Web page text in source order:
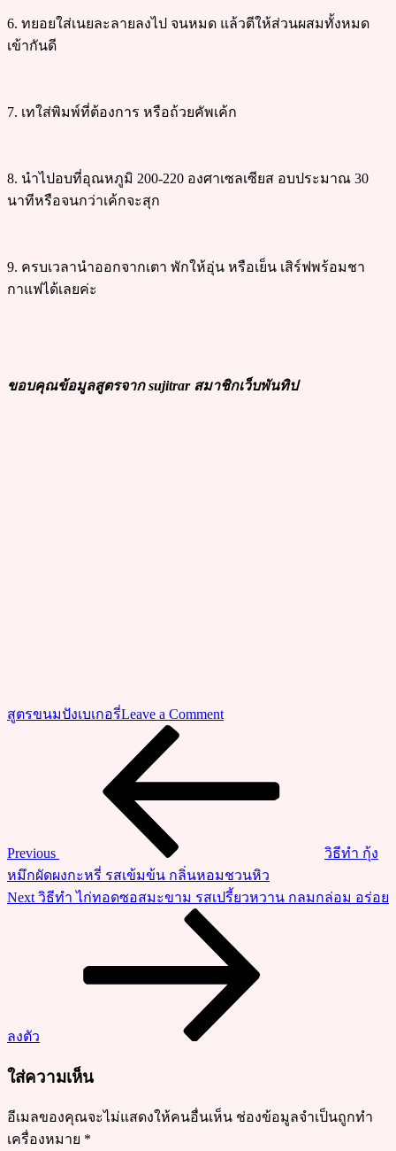
6. ทยอยใส่เนยละลายลงไป จนหมด แล้วตีให้ส่วนผสมทั้งหมด
เข้ากันดี
7. เทใส่พิมพ์ที่ต้องการ หรือถ้วยคัพเค้ก
8. นำไปอบที่อุณหภูมิ 200-220 องศาเซลเซียส อบประมาณ 30
นาทีหรือจนกว่าเค้กจะสุก
9. ครบเวลานำออกจากเตา พักให้อุ่น หรือเย็น เสิร์ฟพร้อมชา
กาแฟได้เลยค่ะ
ขอบคุณข้อมูลสูตรจาก sujitrar สมาชิกเว็บพันทิป
สูตรขนมปังเบเกอรี่Leave a Commenton
ฟู
หอม
หวาน
กำลัง
ดี
Previous
วิธีทำ กุ้ง
หมึกผัดผงกะหรี่ รสเข้มข้น กลิ่นหอมชวนหิว
Next
Post
Next วิธีทำ ไก่ทอดซอสมะขาม รสเปรี้ยวหวาน กลมกล่อม อร่อย
ลงตัว
ใส่ความเห็น
อีเมลของคุณจะไม่แสดงให้คนอื่นเห็น ช่องข้อมูลจำเป็นถูกทำ
เครื่องหมาย *